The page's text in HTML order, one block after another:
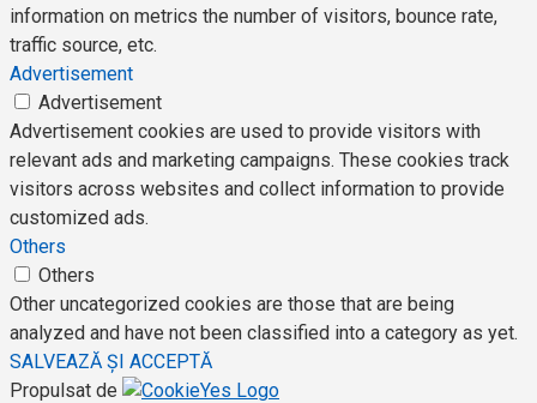
information on metrics the number of visitors, bounce rate,
traffic source, etc.
Advertisement
Advertisement
Advertisement cookies are used to provide visitors with
relevant ads and marketing campaigns. These cookies track
visitors across websites and collect information to provide
customized ads.
Others
Others
Other uncategorized cookies are those that are being
analyzed and have not been classified into a category as yet.
SALVEAZĂ ȘI ACCEPTĂ
Propulsat de